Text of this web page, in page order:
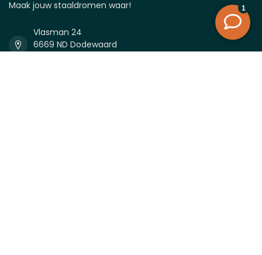
Maak jouw staaldromen waar!
Vlasman 24
6669 ND Dodewaard